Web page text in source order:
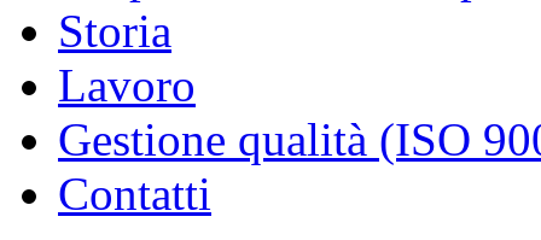
Storia
Lavoro
Gestione qualità (ISO
Contatti